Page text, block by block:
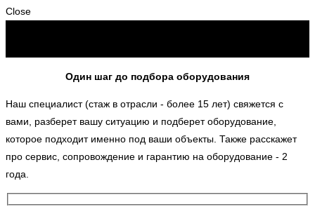
Close
Один шаг до подбора оборудования
Наш специалист (стаж в отрасли - более 15 лет) свяжется с
вами, разберет вашу ситуацию и подберет оборудование,
которое подходит именно под ваши объекты. Также расскажет
про сервис, сопровождение и гарантию на оборудование - 2
года.